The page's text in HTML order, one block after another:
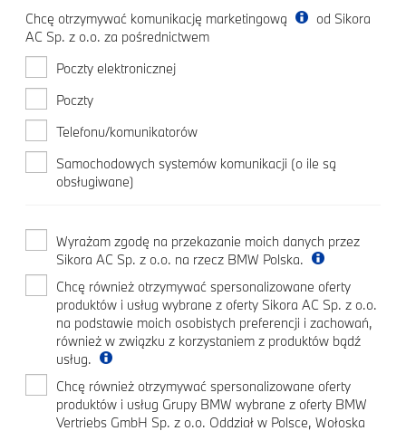
Chcę otrzymywać komunikację marketingową
od Sikora
AC Sp. z o.o. za pośrednictwem
Poczty elektronicznej
Poczty
Telefonu/komunikatorów
Samochodowych systemów komunikacji (o ile są
obsługiwane)
Wyrażam zgodę na przekazanie moich danych przez
Sikora AC Sp. z o.o. na rzecz BMW Polska.
Chcę również otrzymywać spersonalizowane oferty
produktów i usług wybrane z oferty Sikora AC Sp. z o.o.
na podstawie moich osobistych preferencji i zachowań,
również w związku z korzystaniem z produktów bądź
usług.
Chcę również otrzymywać spersonalizowane oferty
produktów i usług Grupy BMW wybrane z oferty BMW
Vertriebs GmbH Sp. z o.o. Oddział w Polsce, Wołoska